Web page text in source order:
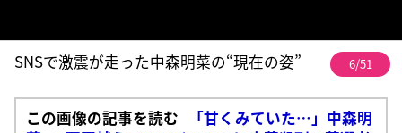
SNSで激震が走った中森明菜の“現在の姿” 6/51
この画像の記事を読む
「甘くみていた…」中森明